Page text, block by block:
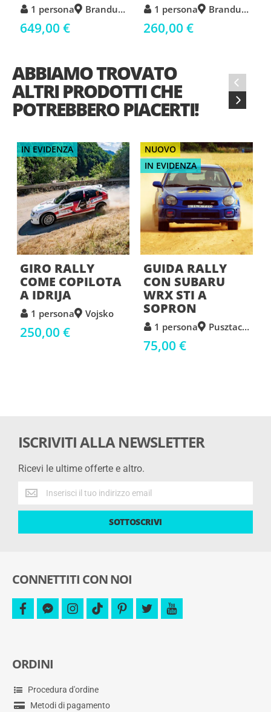
1 persona Branduzzo
649,00 €
1 persona Branduzzo
260,00 €
ABBIAMO TROVATO
ALTRI PRODOTTI CHE
POTREBBERO PIACERTI!
‹
›
IN EVIDENZA
GIRO RALLY
COME COPILOTA
A IDRIJA
1 persona Vojsko
250,00 €
NUOVO
IN EVIDENZA
GUIDA RALLY
CON SUBARU
WRX STI A
SOPRON
1 persona Pusztacsalád
75,00 €
ISCRIVITI ALLA NEWSLETTER
Ricevi le ultime offerte e altro.
Ricevi
ultime
SOTTOSCRIVI
CONNETTITI CON NOI
facebookfacebook-
messenger
instagram
tiktokpinterest
twitteryoutube
ORDINI
Procedura d'ordine
Metodi di pagamento